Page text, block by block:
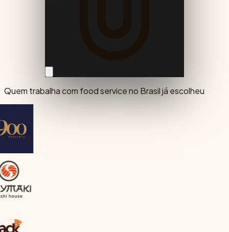
Quem trabalha com food service no Brasil já escolheu